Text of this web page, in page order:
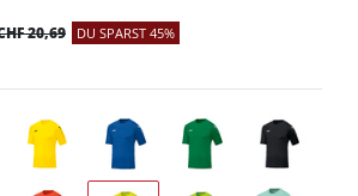
20,69 DU SPARST 45%